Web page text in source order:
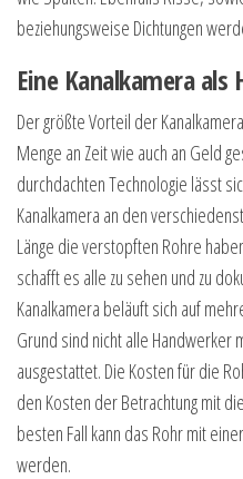
beziehungsweise Dichtungen
Eine Kanalkamera als
Der größte Vorteil der
Menge an Zeit wie auch an Geld
durchdachten Technologie lässt
Kanalkamera an den
Länge die verstopften Rohre
schafft es alle zu sehen und zu
Kanalkamera beläuft sich auf
Grund sind nicht alle Handwerker
ausgestattet. Die Kosten für die
den Kosten der Betrachtung mit
besten Fall kann das Rohr mit
werden.